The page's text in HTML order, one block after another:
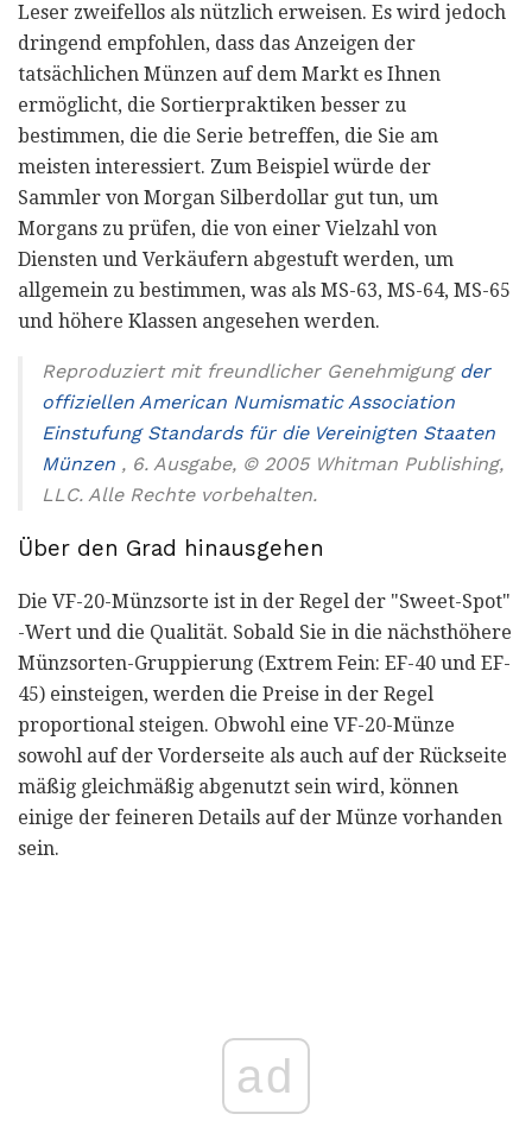
Leser zweifellos als nützlich erweisen. Es wird jedoch
dringend empfohlen, dass das Anzeigen der
tatsächlichen Münzen auf dem Markt es Ihnen
ermöglicht, die Sortierpraktiken besser zu
bestimmen, die die Serie betreffen, die Sie am
meisten interessiert. Zum Beispiel würde der
Sammler von Morgan Silberdollar gut tun, um
Morgans zu prüfen, die von einer Vielzahl von
Diensten und Verkäufern abgestuft werden, um
allgemein zu bestimmen, was als MS-63, MS-64, MS-65
und höhere Klassen angesehen werden.
Reproduziert mit freundlicher Genehmigung der
offiziellen American Numismatic Association
Einstufung Standards für die Vereinigten Staaten
Münzen , 6. Ausgabe, © 2005 Whitman Publishing,
LLC. Alle Rechte vorbehalten.
Über den Grad hinausgehen
Die VF-20-Münzsorte ist in der Regel der "Sweet-Spot"
-Wert und die Qualität. Sobald Sie in die nächsthöhere
Münzsorten-Gruppierung (Extrem Fein: EF-40 und EF-
45) einsteigen, werden die Preise in der Regel
proportional steigen. Obwohl eine VF-20-Münze
sowohl auf der Vorderseite als auch auf der Rückseite
mäßig gleichmäßig abgenutzt sein wird, können
einige der feineren Details auf der Münze vorhanden
sein.
ad